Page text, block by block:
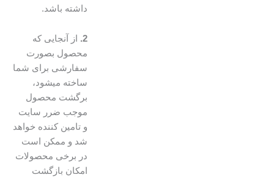
داشته باشد.
از آنجایی که
محصول بصورت
سفارشی برای شما
ساخته میشود،
برگشت محصول
موجب ضرر سایت
و تامین کننده خواهد
شد و ممکن است
در برخی محصولات
امکان بازگشت